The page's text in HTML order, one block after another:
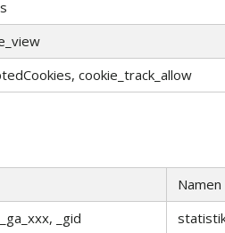
cookie_track_allow
Namen
_ga_xxx, _gid